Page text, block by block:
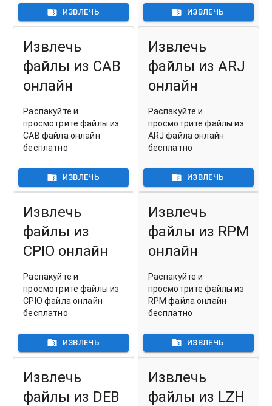
ИЗВЛЕЧЬ ИЗВЛЕЧЬ
Извлечь
файлы из CAB
онлайн
Распакуйте и
просмотрите файлы из
CAB файла онлайн
бесплатно
ИЗВЛЕЧЬ
Извлечь
файлы из ARJ
онлайн
Распакуйте и
просмотрите файлы из
ARJ файла онлайн
бесплатно
ИЗВЛЕЧЬ
Извлечь
файлы из
CPIO онлайн
Распакуйте и
просмотрите файлы из
CPIO файла онлайн
бесплатно
ИЗВЛЕЧЬ
Извлечь
файлы из RPM
онлайн
Распакуйте и
просмотрите файлы из
RPM файла онлайн
бесплатно
ИЗВЛЕЧЬ
Извлечь
файлы из DEB
Извлечь
файлы из LZH